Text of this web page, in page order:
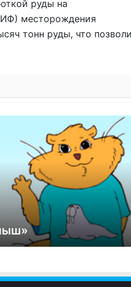
руды на
месторождения
тонн руды, что